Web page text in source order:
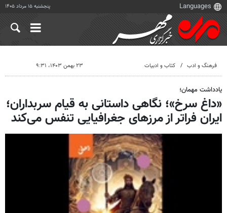
پنجشنبه ۱۵ مرداد ۱۴۰۵
فرهنگ و ادب کتاب و ادبیات ۲۳ بهمن ۱۴۰۳، ۹:۳۱
یادداشت مهمان؛
«داغ سرخ»؛ نگاهی داستانی به قیام سربداران؛
ایران فراتر از مرزهای جغرافیایی تنفس می‌کند